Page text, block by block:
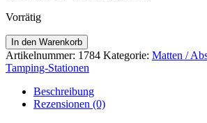
Vorrätig
Tamping
Station
Style
Motta
Menge
In den Warenkorb
Artikelnummer: 1784 Kategorie: Matten /
Tamping-Stationen
Beschreibung
Rezensionen (0)